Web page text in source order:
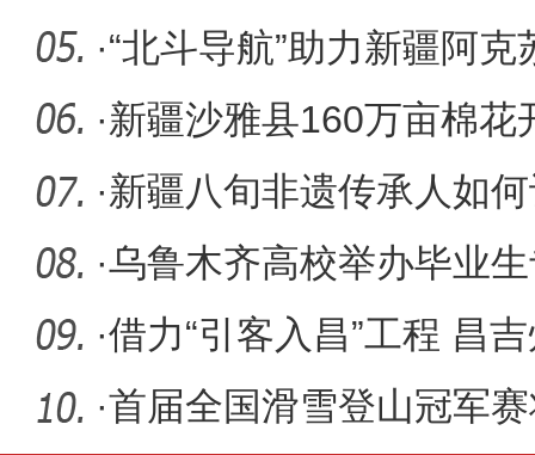
群
·“北斗导航”助力新疆阿
实现精
·新疆沙雅县160万亩棉花
角”
·新疆八旬非遗传承人如
春” ？
·乌鲁木齐高校举办毕业
·借力“引客入昌”工程 昌
待游客
·首届全国滑雪登山冠军